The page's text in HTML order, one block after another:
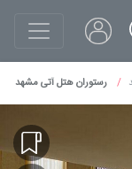
رستوران هتل آتی مشهد